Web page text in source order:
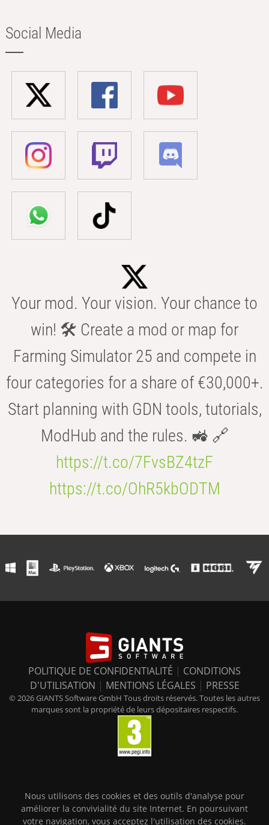
Social Media
Your mod. Your vision. Your chance to
win! 🛠️ Create a mod or map for
Farming Simulator 25 and compete in
four categories for a share of €30,000+.
Start planning with GDN tools, tutorials,
ModHub and the rules. 🚜 🔗
https://t.co/7FvsBZ4tzF
https://t.co/OhR5kbODTM
POLITIQUE DE CONFIDENTIALITÉ | CONDITIONS
D'UTILISATION | MENTIONS LÉGALES | PRESSE
© 2026 GIANTS Software GmbH Tous droits réservés. Toutes les autres
marques sont la propriété de leurs dépositaires respectifs.
Nous utilisons des cookies et des outils d'analyse pour
améliorer la convivialité du site Internet. En poursuivant
votre navigation, vous acceptez l'utilisation des cookies.